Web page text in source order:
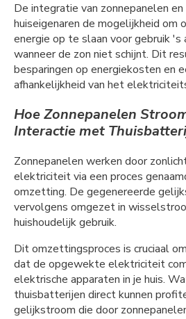
De integratie van zonnepanelen
huiseigenaren de mogelijkheid om
energie op te slaan voor gebruik 's
wanneer de zon niet schijnt. Dit
besparingen op energiekosten en
afhankelijkheid van het
Hoe Zonnepanelen
Interactie met
Zonnepanelen werken door
elektriciteit via een proces
omzetting. De gegenereerde
vervolgens omgezet in
huishoudelijk gebruik.
Dit omzettingsproces is cruciaal
dat de opgewekte elektriciteit
elektrische apparaten in je huis.
thuisbatterijen direct kunnen
gelijkstroom die door